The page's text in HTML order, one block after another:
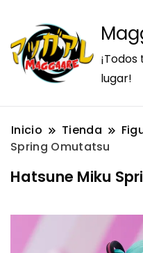
lugar!
Inicio Tienda
Spring Omutatsu
Hatsune Miku